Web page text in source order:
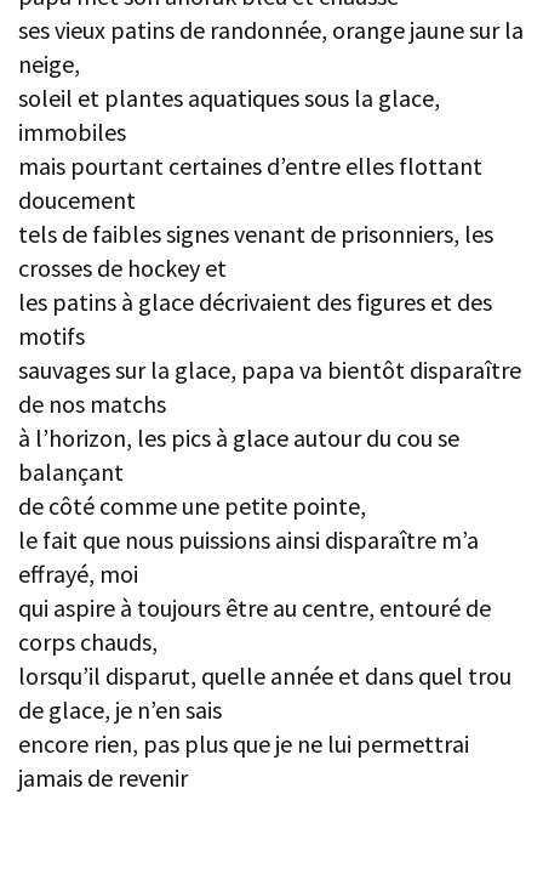
ses vieux patins de randonnée, orange jaune sur la
neige,
soleil et plantes aquatiques sous la glace,
immobiles
mais pourtant certaines d’entre elles flottant
doucement
tels de faibles signes venant de prisonniers, les
crosses de hockey et
les patins à glace décrivaient des figures et des
motifs
sauvages sur la glace, papa va bientôt disparaître
de nos matchs
à l’horizon, les pics à glace autour du cou se
balançant
de côté comme une petite pointe,
le fait que nous puissions ainsi disparaître m’a
effrayé, moi
qui aspire à toujours être au centre, entouré de
corps chauds,
lorsqu’il disparut, quelle année et dans quel trou
de glace, je n’en sais
encore rien, pas plus que je ne lui permettrai
jamais de revenir